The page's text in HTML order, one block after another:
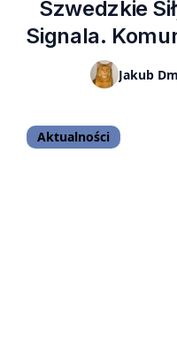
Szwedzkie
Signala.
Aktualności